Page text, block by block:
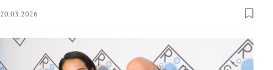
20.03.2026